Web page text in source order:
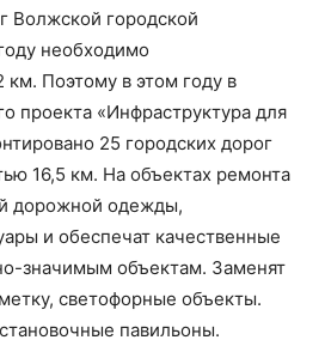
Волжской городской
необходимо
км. Поэтому в этом году в
проекта «Инфраструктура для
25 городских дорог
16,5 км. На объектах ремонта
дорожной одежды,
и обеспечат качественные
значимым объектам. Заменят
светофорные объекты.
павильоны.